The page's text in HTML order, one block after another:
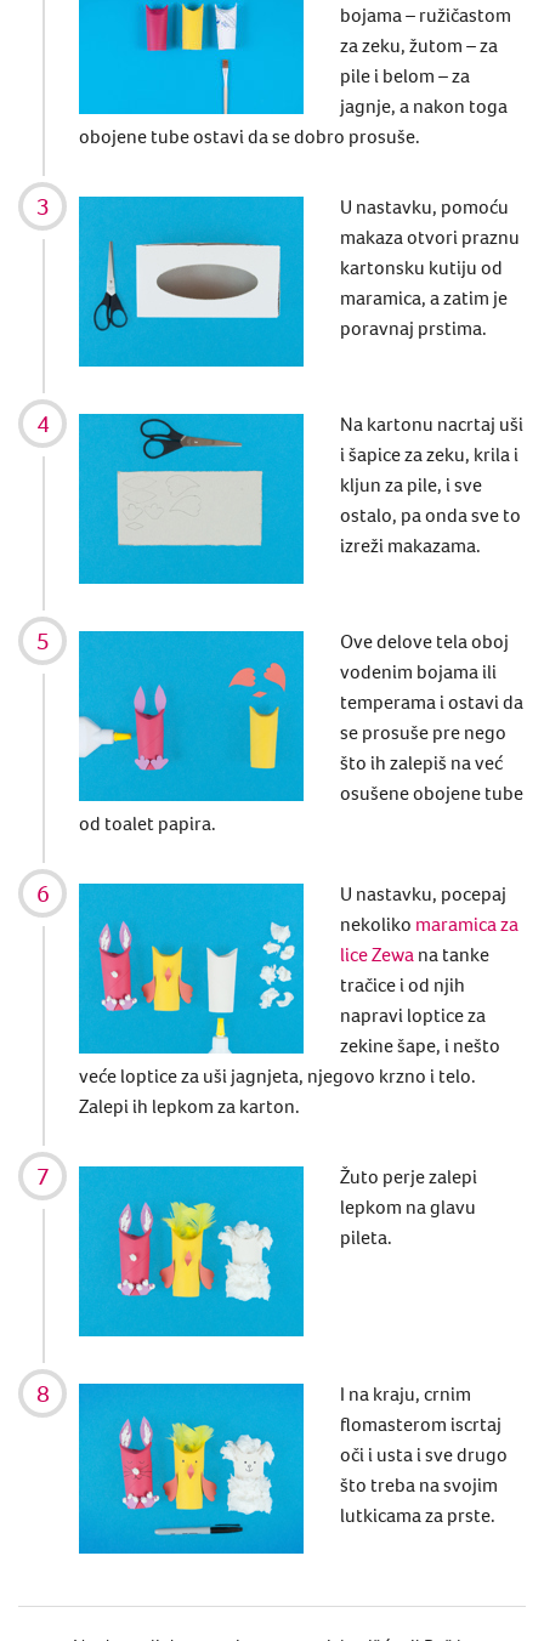
bojama – ružičastom
za zeku, žutom – za
pile i belom – za
jagnje, a nakon toga
obojene tube ostavi da se dobro prosuše.
U nastavku, pomoću
makaza otvori praznu
kartonsku kutiju od
maramica, a zatim je
poravnaj prstima.
Na kartonu nacrtaj uši
i šapice za zeku, krila i
kljun za pile, i sve
ostalo, pa onda sve to
izreži makazama.
Ove delove tela oboj
vodenim bojama ili
temperama i ostavi da
se prosuše pre nego
što ih zalepiš na već
osušene obojene tube
od toalet papira.
U nastavku, pocepaj
nekoliko maramica za
lice Zewa na tanke
tračice i od njih
napravi loptice za
zekine šape, i nešto
veće loptice za uši jagnjeta, njegovo krzno i telo.
Zalepi ih lepkom za karton.
Žuto perje zalepi
lepkom na glavu
pileta.
I na kraju, crnim
flomasterom iscrtaj
oči i usta i sve drugo
što treba na svojim
lutkicama za prste.